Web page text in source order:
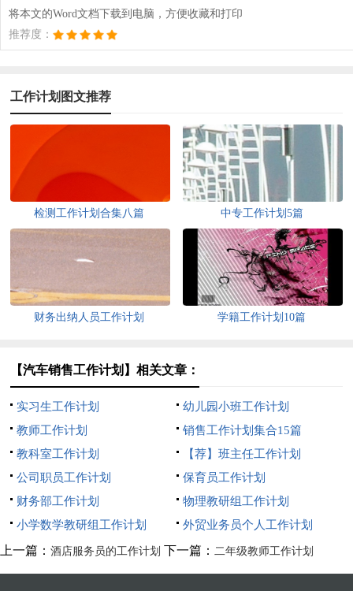
将本文的Word文档下载到电脑，方便收藏和打印
推荐度：
工作计划图文推荐
检测工作计划合集八篇 中专工作计划5篇
财务出纳人员工作计划 学籍工作计划10篇
【汽车销售工作计划】相关文章：
实习生工作计划
幼儿园小班工作计划
教师工作计划
销售工作计划集合15篇
教科室工作计划
【荐】班主任工作计划
公司职员工作计划
保育员工作计划
财务部工作计划
物理教研组工作计划
小学数学教研组工作计划
外贸业务员个人工作计划
上一篇： 酒店服务员的工作计划 下一篇： 二年级教师工作计划